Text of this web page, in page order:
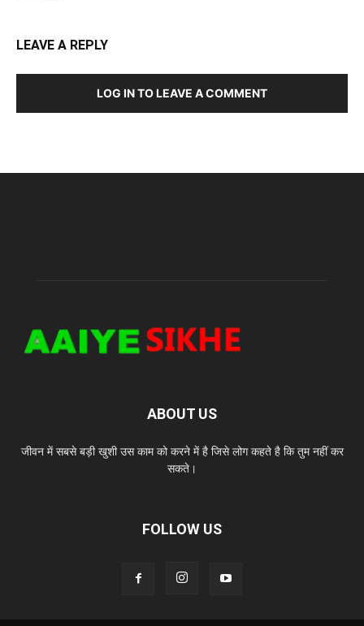
LEAVE A REPLY
LOG IN TO LEAVE A COMMENT
ABOUT US
जीवन में सबसे बड़ी खुशी उस काम को करने में है जिसे लोग कहते है कि तुम नहीं कर
सकते।
FOLLOW US